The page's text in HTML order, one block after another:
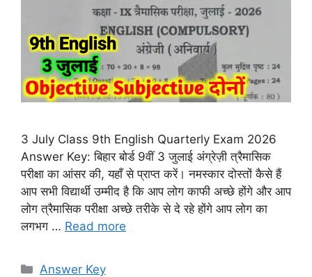
3 July Class 9th English Quarterly Exam 2026
Answer Key: बिहार बोर्ड 9वीं 3 जुलाई अंग्रेज़ी त्रैमासिक
परीक्षा का आंसर की, यहाँ से प्राप्त करें। नमस्कार दोस्तों कैसे हैं
आप सभी विद्यार्थी उम्मीद है कि आप लोग काफी अच्छे होंगे और आप
लोग त्रैमासिक परीक्षा अच्छे तरीके से दे रहे होंगे आप लोग का
लगभग … Read more
Categories
Answer Key